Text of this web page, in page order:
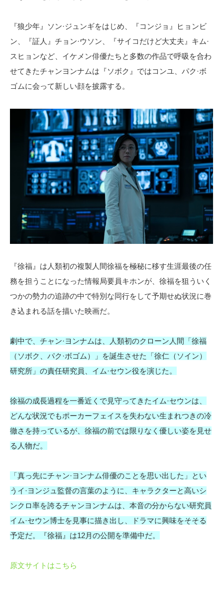
『狼少年』ソン·ジュンギをはじめ、『コンジョ』ヒョンビ
ン、『証人』チョン·ウソン、『サイコだけど大丈夫』キム·
スヒョンなど、イケメン俳優たちと多数の作品で呼吸を合わ
せてきたチャンヨンナムは『ソボク』ではコンユ、パク·ボ
ゴムに会って新しい顔を披露する。
『徐福』は人類初の複製人間徐福を極秘に移す生涯最後の任
務を担うことになった情報局要員キホンが、徐福を狙ういく
つかの勢力の追跡の中で特別な同行をして予期せぬ状況に巻
き込まれる話を描いた映画だ。
劇中で、チャン·ヨンナムは、人類初のクローン人間「徐福
（ソボク、パク·ボゴム）」を誕生させた「徐仁（ソイン）
研究所」の責任研究員、イム·セウン役を演じた。
徐福の成長過程を一番近くで見守ってきたイム·セウンは、
どんな状況でもポーカーフェイスを失わない生まれつきの冷
徹さを持っているが、徐福の前では限りなく優しい姿を見せ
る人物だ。
「真っ先にチャン·ヨンナム俳優のことを思い出した」とい
うイ·ヨンジュ監督の言葉のように、キャラクターと高いシ
ンクロ率を誇るチャンヨンナムは、本音の分からない研究員
イム·セウン博士を見事に描き出し、ドラマに興味をそそる
予定だ。『徐福』は12月の公開を準備中だ。
原文サイトはこちら